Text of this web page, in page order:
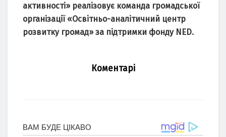
активності» реалізовує команда громадської
організації «Освітньо-аналітичний центр
розвитку громад» за підтримки фонду NED.
Коментарі